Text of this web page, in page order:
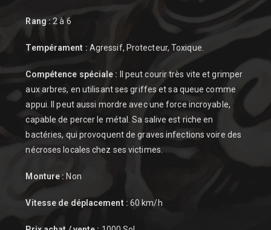
Rang : 2 à 6
Tempérament : Agressif, Protecteur, Toxique.
Compétence spéciale : Il peut courir très vite et grimper
aux arbres, en utilisant ses griffes et sa queue comme
appui. Il peut aussi mordre avec une force incroyable,
capable de percer le métal. Sa salive est riche en
bactéries, qui provoquent de graves infections voire des
nécroses locales chez ses victimes.
Monture : Non
Vitesse de déplacement : 60 km/h